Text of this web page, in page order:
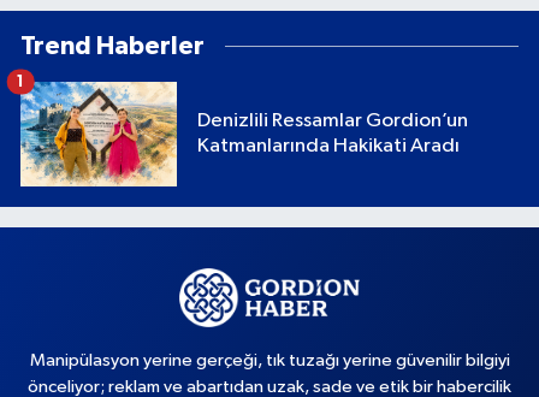
Trend Haberler
Denizlili Ressamlar Gordion’un
Katmanlarında Hakikati Aradı
1
Manipülasyon yerine gerçeği, tık tuzağı yerine güvenilir bilgiyi
önceliyor; reklam ve abartıdan uzak, sade ve etik bir habercilik